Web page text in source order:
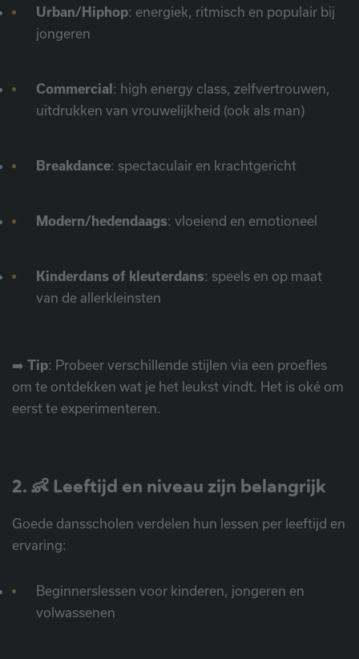
Urban/Hiphop: energiek, ritmisch en populair bij
jongeren
Commercial : high energy class, zelfvertrouwen,
uitdrukken van vrouwelijkheid (ook als man)
Breakdance: spectaculair en krachtgericht
Modern/hedendaags: vloeiend en emotioneel
Kinderdans of kleuterdans: speels en op maat
van de allerkleinsten
➡️ Tip: Probeer verschillende stijlen via een proefles
om te ontdekken wat je het leukst vindt. Het is oké om
eerst te experimenteren.
2. 👶 Leeftijd en niveau zijn belangrijk
Goede dansscholen verdelen hun lessen per leeftijd en
ervaring:
Beginnerslessen voor kinderen, jongeren en
volwassenen